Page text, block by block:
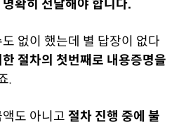
확히 전달해야 합니다.
없이 했는데 별 답장이 없다
절차의 첫번째로 내용증명을
.
도 아니고 절차 진행 중에 불